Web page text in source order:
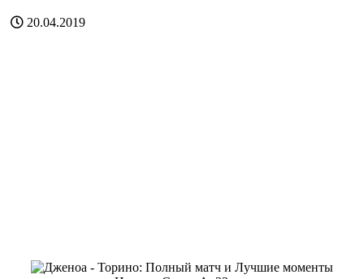
20.04.2019